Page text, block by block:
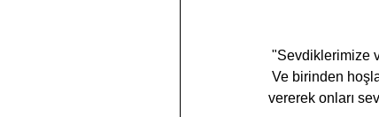
"Sevdiklerimize
vererek onları